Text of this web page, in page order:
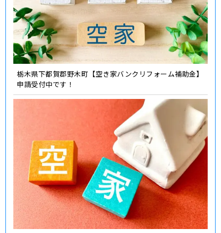
栃木県下都賀郡野木町【空き家バンクリフォーム補助金】
申請受付中です！